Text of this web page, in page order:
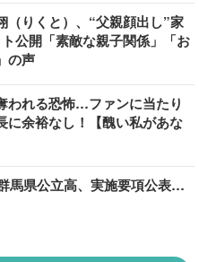
（りくと）、“父親顔出し”家
公開「素敵な親子関係」「お
の声
われる恐怖…ファンに当たり
に余裕なし！【醜い私があな
馬県公立高、実施要項公表…